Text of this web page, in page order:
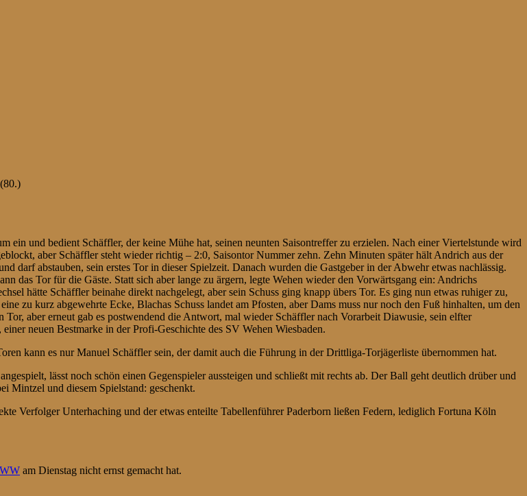
und bedient Schäffler, der keine Mühe hat, seinen neunten Saisontreffer zu erzielen. Nach einer Viertelstunde wird
aber Schäffler steht wieder richtig – 2:0, Saisontor Nummer zehn. Zehn Minuten später hält Andrich aus der
darf abstauben, sein erstes Tor in dieser Spielzeit. Danach wurden die Gastgeber in der Abwehr etwas nachlässig.
das Tor für die Gäste. Statt sich aber lange zu ärgern, legte Wehen wieder den Vorwärtsgang ein: Andrichs
hätte Schäffler beinahe direkt nachgelegt, aber sein Schuss ging knapp übers Tor. Es ging nun etwas ruhiger zu,
zu kurz abgewehrte Ecke, Blachas Schuss landet am Pfosten, aber Dams muss nur noch den Fuß hinhalten, um den
aber erneut gab es postwendend die Antwort, mal wieder Schäffler nach Vorarbeit Diawusie, sein elfter
neuen Bestmarke in der Profi-Geschichte des SV Wehen Wiesbaden.
kann es nur Manuel Schäffler sein, der damit auch die Führung in der Drittliga-Torjägerliste übernommen hat.
lässt noch schön einen Gegenspieler aussteigen und schließt mit rechts ab. Der Ball geht deutlich drüber und
Mintzel und diesem Spielstand: geschenkt.
Verfolger Unterhaching und der etwas enteilte Tabellenführer Paderborn ließen Federn, lediglich Fortuna Köln
am Dienstag nicht ernst gemacht hat.